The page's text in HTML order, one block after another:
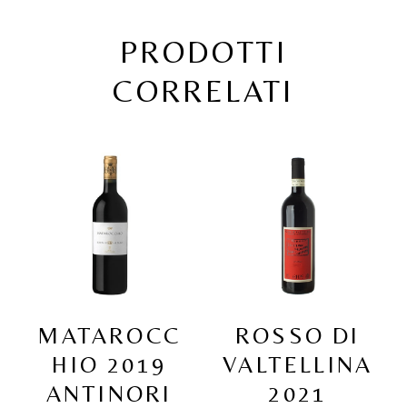
PRODOTTI
CORRELATI
MATAROCC
HIO 2019
ANTINORI
ROSSO DI
VALTELLINA
2021